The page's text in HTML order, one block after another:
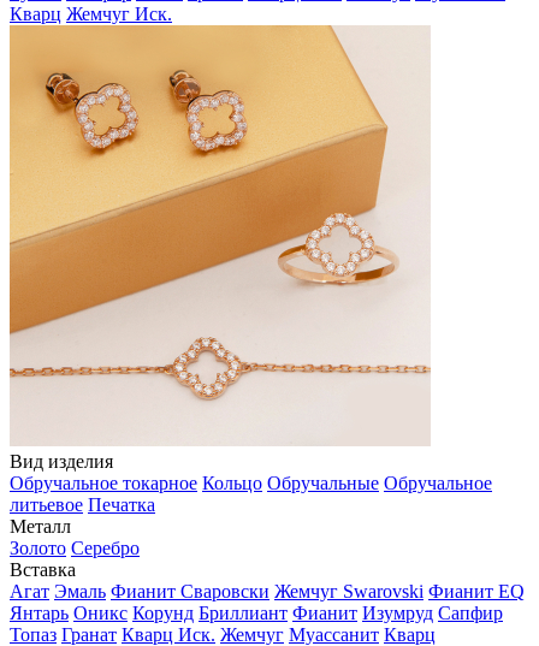
Кварц Жемчуг Иск.
Вид изделия
Обручальное токарное Кольцо Обручальные Обручальное
литьевое Печатка
Металл
Золото Серебро
Вставка
Агат Эмаль Фианит Сваровски Жемчуг Swarovski Фианит EQ
Янтарь Оникс Корунд Бриллиант Фианит Изумруд Сапфир
Топаз Гранат Кварц Иск. Жемчуг Муассанит Кварц